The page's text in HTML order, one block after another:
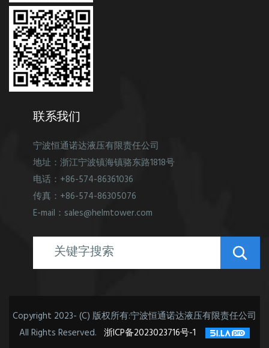
联系我们
宁波恒通诺达液压有限责任公司
地址：浙江宁波镇海镇骆东路1818号
电话：+86-574-86361036
传真：+86-574-86305076
E-mail：sales@helmtower.com
Copyright 2023- (C) 版权所有:宁波恒通诺达液压有限责任公司
All Rights Reserved. 浙ICP备2023023716号-1